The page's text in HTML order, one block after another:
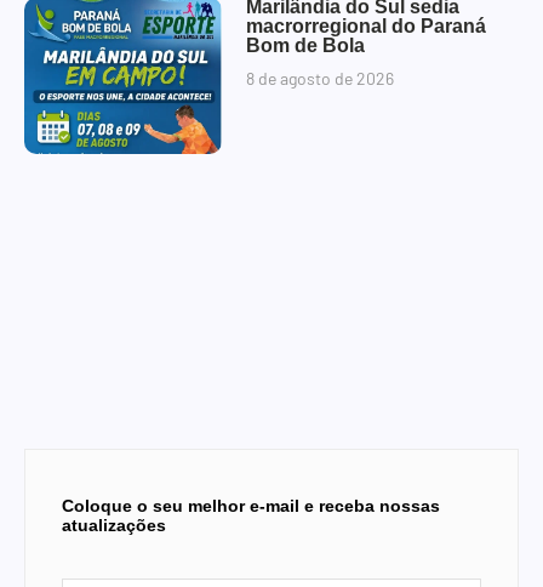
Marilândia do Sul sedia
macrorregional do Paraná
Bom de Bola
8 de agosto de 2026
Coloque o seu melhor e-mail e receba nossas
atualizações